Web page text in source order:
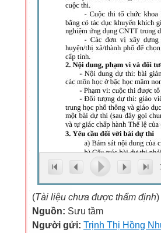
(Tài liệu chưa được thẩm định)
Nguồn: Sưu tầm
Người gửi: Trịnh Thị Hồng